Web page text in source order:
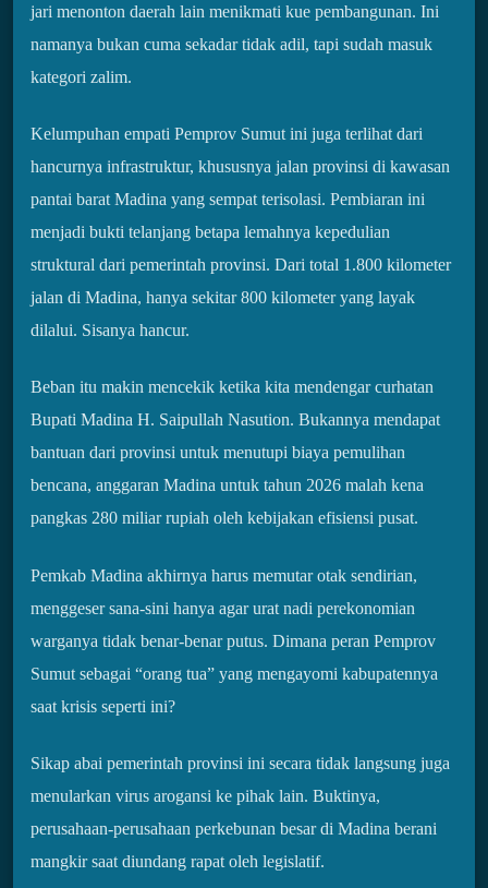
jari menonton daerah lain menikmati kue pembangunan. Ini
namanya bukan cuma sekadar tidak adil, tapi sudah masuk
kategori zalim.
Kelumpuhan empati Pemprov Sumut ini juga terlihat dari
hancurnya infrastruktur, khususnya jalan provinsi di kawasan
pantai barat Madina yang sempat terisolasi. Pembiaran ini
menjadi bukti telanjang betapa lemahnya kepedulian
struktural dari pemerintah provinsi. Dari total 1.800 kilometer
jalan di Madina, hanya sekitar 800 kilometer yang layak
dilalui. Sisanya hancur.
Beban itu makin mencekik ketika kita mendengar curhatan
Bupati Madina H. Saipullah Nasution. Bukannya mendapat
bantuan dari provinsi untuk menutupi biaya pemulihan
bencana, anggaran Madina untuk tahun 2026 malah kena
pangkas 280 miliar rupiah oleh kebijakan efisiensi pusat.
Pemkab Madina akhirnya harus memutar otak sendirian,
menggeser sana-sini hanya agar urat nadi perekonomian
warganya tidak benar-benar putus. Dimana peran Pemprov
Sumut sebagai “orang tua” yang mengayomi kabupatennya
saat krisis seperti ini?
Sikap abai pemerintah provinsi ini secara tidak langsung juga
menularkan virus arogansi ke pihak lain. Buktinya,
perusahaan-perusahaan perkebunan besar di Madina berani
mangkir saat diundang rapat oleh legislatif.